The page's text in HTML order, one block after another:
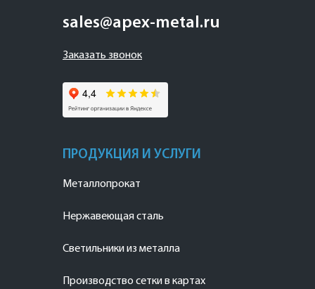
sales@apex-metal.ru
Заказать звонок
ПРОДУКЦИЯ И УСЛУГИ
Металлопрокат
Нержавеющая сталь
Светильники из металла
Производство сетки в картах